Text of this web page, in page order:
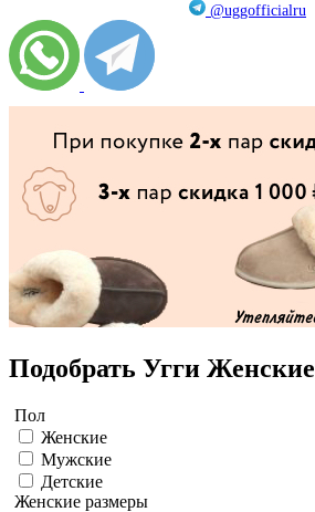
@uggofficialru
Подобрать Угги Женские
Пол
Женские
Мужские
Детские
Женские размеры